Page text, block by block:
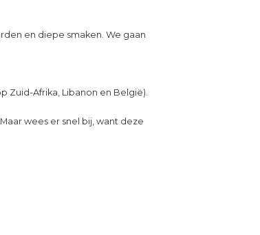
en diepe smaken. We gaan
Zuid-Afrika, Libanon en België).
wees er snel bij, want deze